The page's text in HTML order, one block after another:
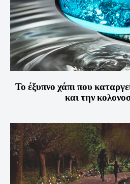
Το έξυπνο χάπι που
και την